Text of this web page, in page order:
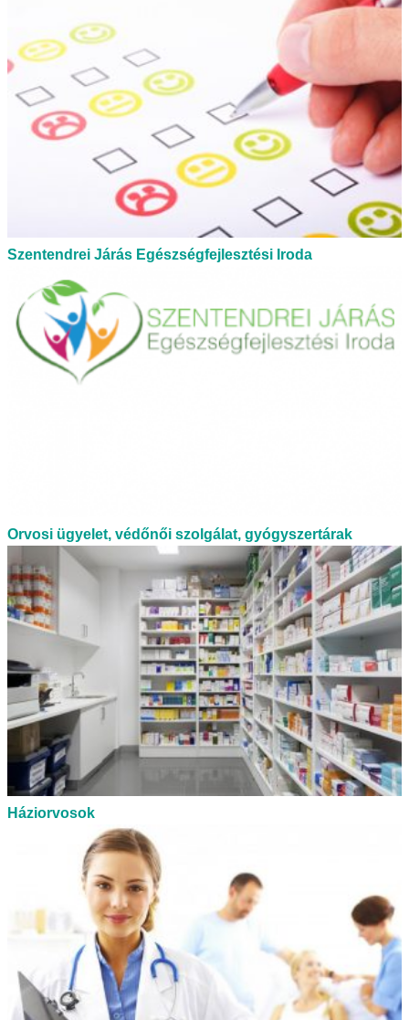
Szentendrei Járás Egészségfejlesztési Iroda
Orvosi ügyelet, védőnői szolgálat, gyógyszertárak
Háziorvosok